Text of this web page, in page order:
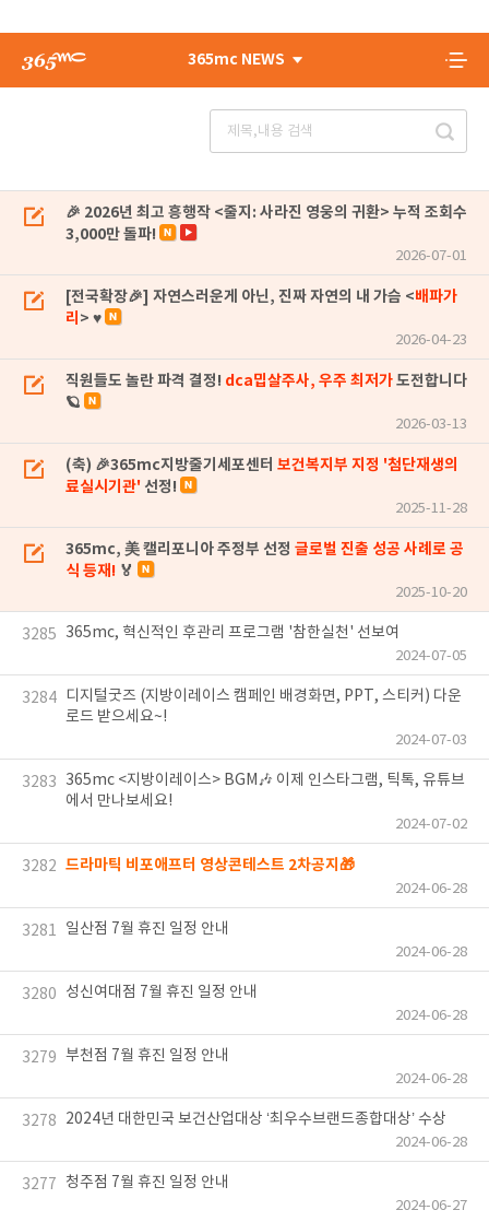
365mc NEWS
🎉 2026년 최고 흥행작 <줄지: 사라진 영웅의 귀환> 누적 조회수
3,000만 돌파!
2026-07-01
[전국확장🎉] 자연스러운게 아닌, 진짜 자연의 내 가슴 <배파가
리 > ♥
2026-04-23
직원들도 놀란 파격 결정! dca밉살주사, 우주 최저가도전합니다
🪐
2026-03-13
(축) 🎉365mc지방줄기세포센터 보건복지부 지정 '첨단재생의
료실시기관' 선정!
2025-11-28
365mc, 美 캘리포니아 주정부 선정 글로벌 진출 성공 사례로 공
식 등재! 🏅
2025-10-20
3285 365mc, 혁신적인 후관리 프로그램 '참한실천' 선보여
2024-07-05
3284 디지털굿즈 (지방이레이스 캠페인 배경화면, PPT, 스티커) 다운
로드 받으세요~!
2024-07-03
3283
365mc <지방이레이스> BGM🎶 이제 인스타그램, 틱톡, 유튜브
에서 만나보세요!
2024-07-02
3282 드라마틱 비포애프터 영상콘테스트 2차공지🎁
2024-06-28
3281 일산점 7월 휴진 일정 안내
2024-06-28
3280 성신여대점 7월 휴진 일정 안내
2024-06-28
3279 부천점 7월 휴진 일정 안내
2024-06-28
3278 2024년 대한민국 보건산업대상 ‘최우수브랜드종합대상’ 수상
2024-06-28
3277 청주점 7월 휴진 일정 안내
2024-06-27